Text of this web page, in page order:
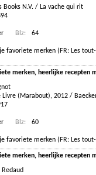
Books N.V. / La vache qui rit
Blz:
64
favoriete merken (FR: Les
merken, heerlijke recepten
Livre (Marabout), 2012 /
Blz:
60
favoriete merken (FR: Les
merken, heerlijke recepten
Redaud